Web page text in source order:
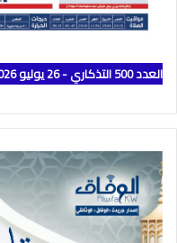
العدد 500 التذكاري - 26 يوليو 2026 - السنة الثالثة